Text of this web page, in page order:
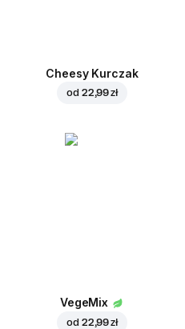
Cheesy Kurczak
od 22,99 zł
VegeMix
od 22,99 zł